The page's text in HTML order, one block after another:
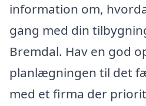
information om,
gang med din
Bremdal. Hav en god
planlægningen til det
med et firma der